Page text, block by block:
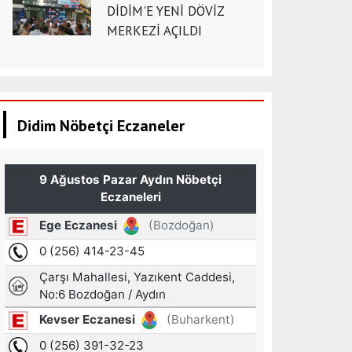
DİDİM'E YENİ DÖVİZ
MERKEZİ AÇILDI
Didim Nöbetçi Eczaneler